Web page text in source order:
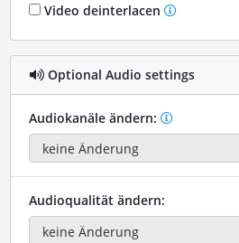
Video deinterlacen
Optional Audio settings
Audiokanäle ändern:
Audioqualität ändern: